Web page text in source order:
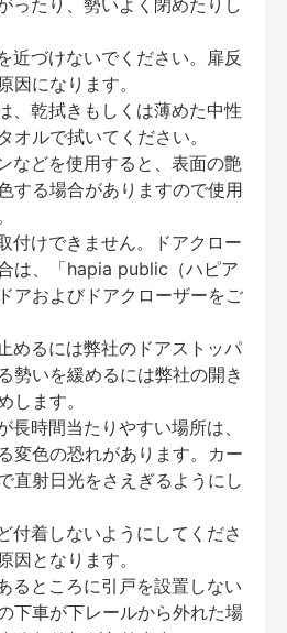
ったり、勢いよく閉めたりし
近づけないでください。扉反
因になります。
、乾拭きもしくは薄めた中性
オルで拭いてください。
などを使用すると、表面の艶
する場合がありますので使用
付けできません。ドアクロー
は、「hapia public（ハピア
アおよびドアクローザーをご
めるには弊社のドアストッパ
勢いを緩めるには弊社の開き
します。
時間当たりやすい場所は、
変色の恐れがあります。カー
直射日光をさえぎるようにし
付着しないようにしてくださ
因となります。
るところに引戸を設置しない
下車が下レールから外れた場